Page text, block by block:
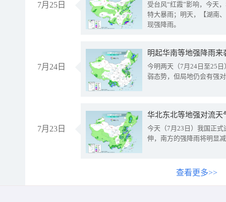
7月25日
受台风“红霞”影响，今天
特大暴雨；明天，【湖南
现强降雨。
7月24日
明起华南等地强降雨
今明两天（7月24日至25
弱态势，但局地仍会有强
7月23日
华北东北等地强对流天
今天（7月23日）我国正
伸，南方的强降雨将明显
查看更多>>